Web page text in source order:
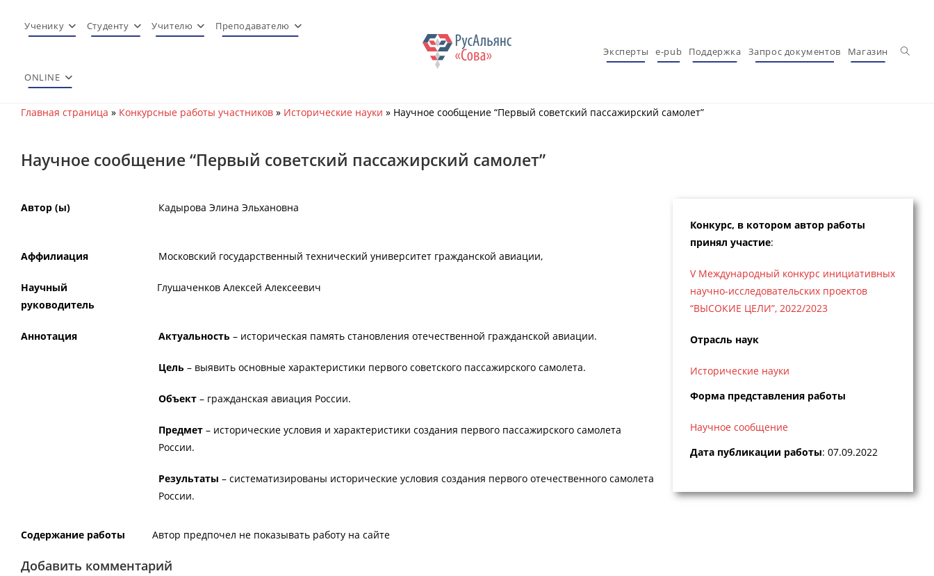
Ученику Студенту Учителю Преподавателю
ONLINE
Эксперты e-pub Поддержка Запрос документов Магазин
Главная страница » Конкурсные работы участников » Исторические науки » Научное сообщение “Первый советский пассажирский самолет”
Научное сообщение “Первый советский пассажирский самолет”
Автор (ы) Кадырова Элина Эльхановна
Аффилиация Московский государственный технический университет гражданской авиации,
Научный
руководитель
Глушаченков Алексей Алексеевич
Аннотация Актуальность – историческая память становления отечественной гражданской авиации.
Цель – выявить основные характеристики первого советского пассажирского самолета.
Объект – гражданская авиация России.
Предмет – исторические условия и характеристики создания первого пассажирского самолета
России.
Результаты – систематизированы исторические условия создания первого отечественного самолета
России.
Содержание работы Автор предпочел не показывать работу на сайте
Добавить комментарий
Конкурс, в котором автор работы
принял участие:
V Международный конкурс инициативных
научно-исследовательских проектов
“ВЫСОКИЕ ЦЕЛИ”, 2022/2023
Отрасль наук
Исторические науки
Форма представления работы
Научное сообщение
Дата публикации работы: 07.09.2022